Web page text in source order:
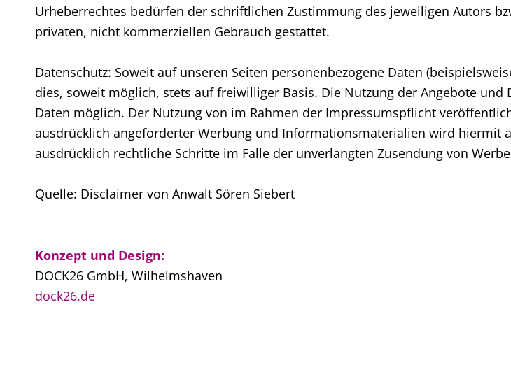
Urheberrechtes bedürfen der schriftlichen Zustimmung des jeweiligen Autors
privaten, nicht kommerziellen Gebrauch gestattet.
Datenschutz: Soweit auf unseren Seiten personenbezogene Daten
dies, soweit möglich, stets auf freiwilliger Basis. Die Nutzung der Angebote
Daten möglich. Der Nutzung von im Rahmen der Impressumspflicht
ausdrücklich angeforderter Werbung und Informationsmaterialien wird hiermit
ausdrücklich rechtliche Schritte im Falle der unverlangten Zusendung von
Quelle: Disclaimer von Anwalt Sören Siebert
Konzept und Design:
DOCK26 GmbH, Wilhelmshaven
dock26.de